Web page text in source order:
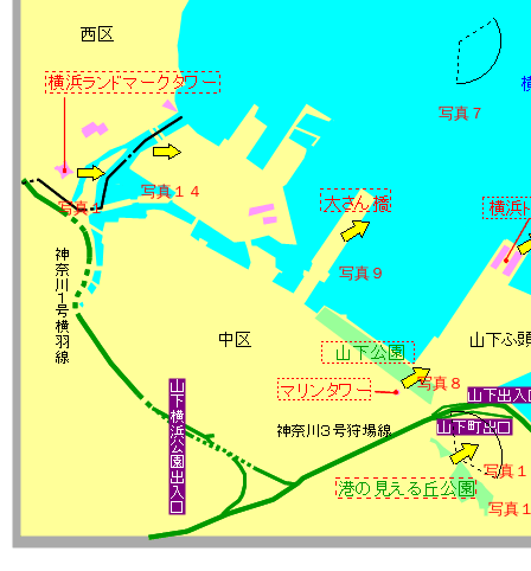
写真１４
写真９
写真
写真
写真８
写真７
写真１